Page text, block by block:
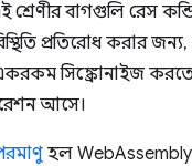
বাগগুলি রেস
প্রতিরোধ করার
সিঙ্ক্রোনাইজ
আসে।
হল WebAssembly